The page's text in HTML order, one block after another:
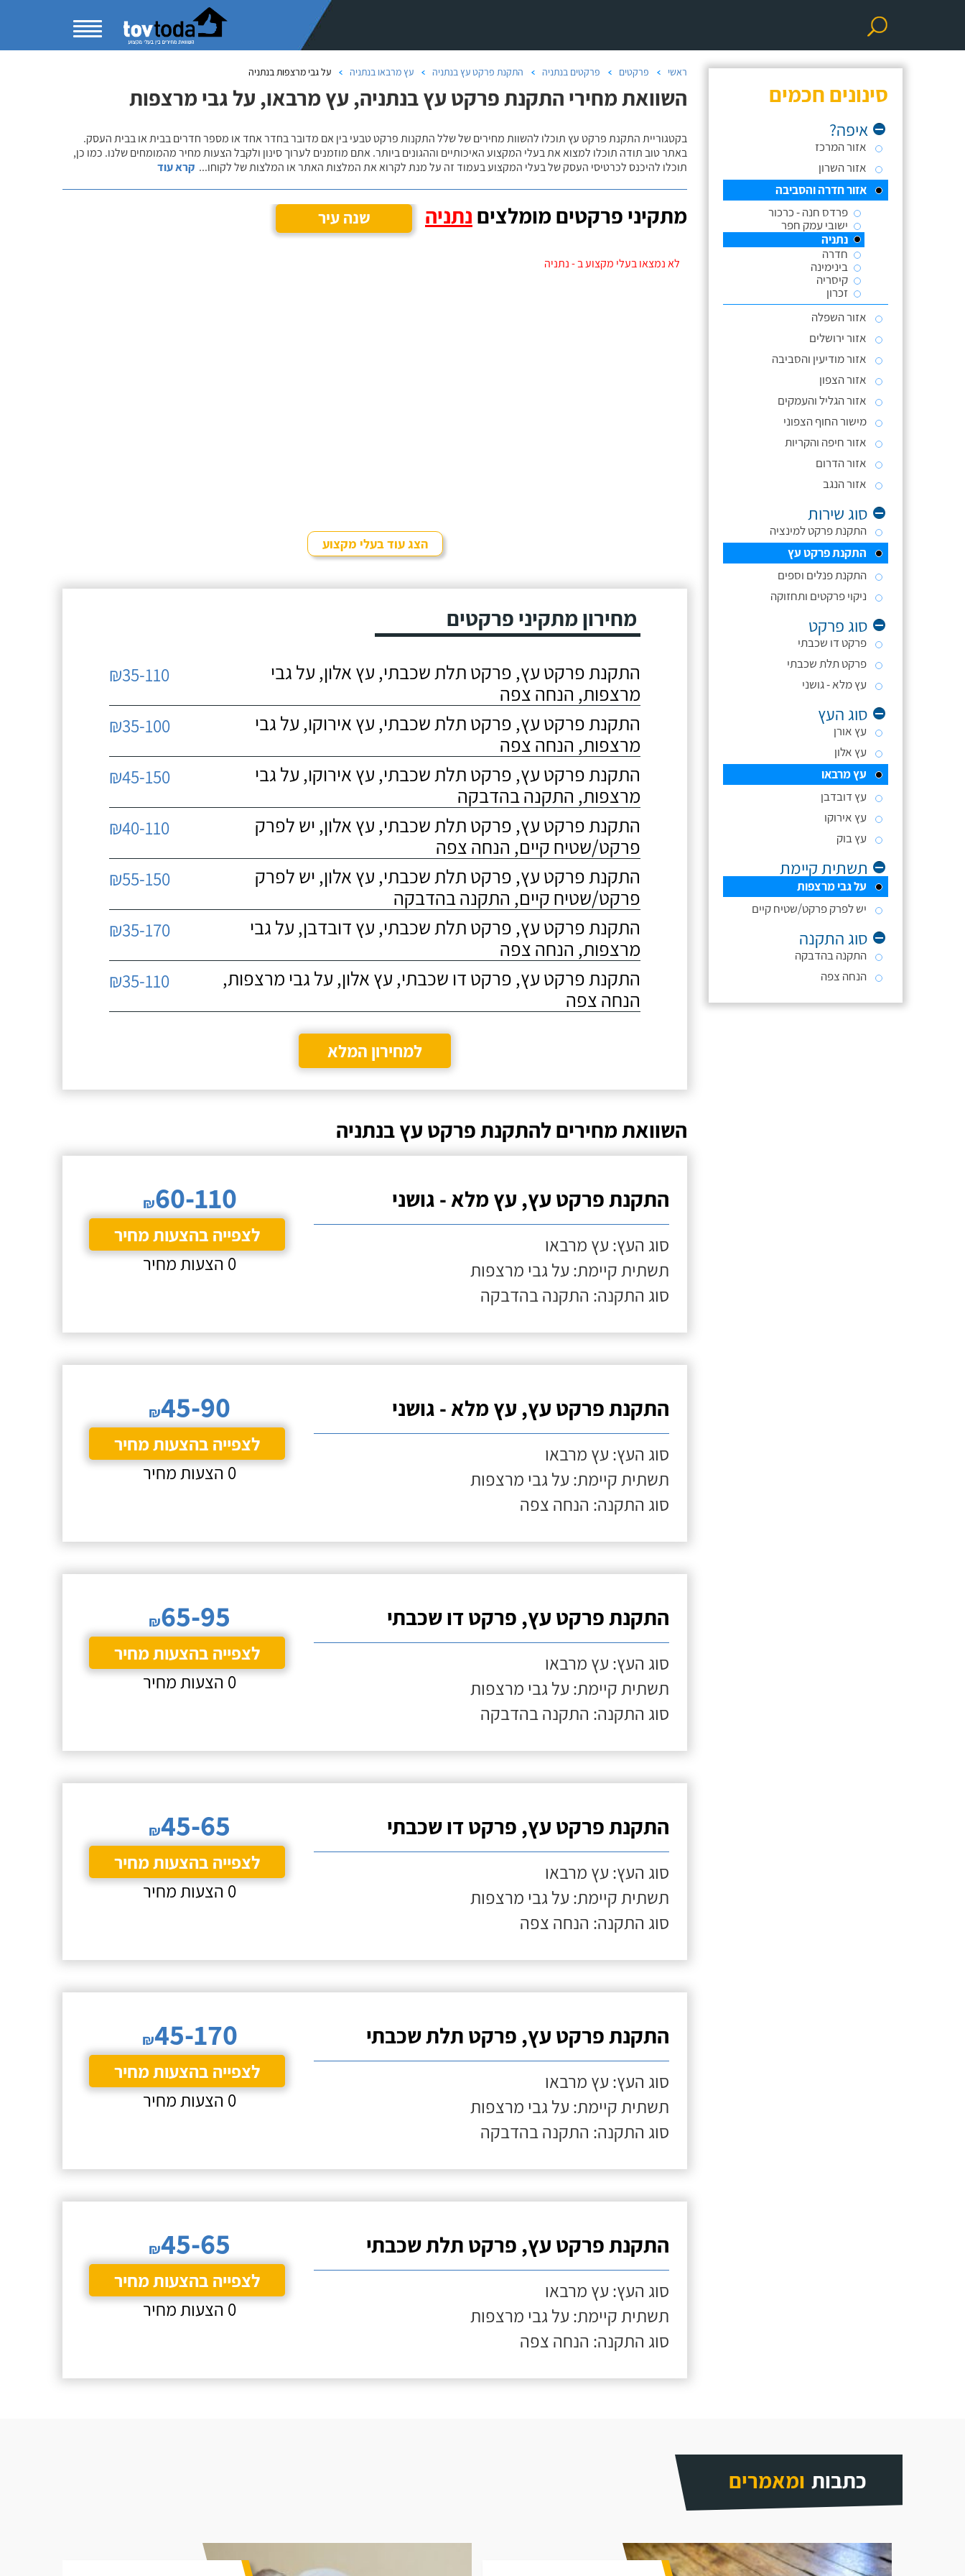
סינונים חכמים
איפה?
אזור המרכז
אזור השרון
אזור חדרה והסביבה
פרדס חנה - כרכור
ישובי עמק חפר
נתניה
חדרה
בינימינה
קיסריה
זכרון
אזור השפלה
אזור ירושלים
אזור מודיעין והסביבה
אזור הצפון
אזור הגליל והעמקים
מישור החוף הצפוני
אזור חיפה והקריות
אזור הדרום
אזור הנגב
סוג שירות
התקנת פרקט למינציה
התקנת פרקט עץ
התקנת פנלים וספים
ניקוי פרקטים ותחזוקה
סוג פרקט
פרקט דו שכבתי
פרקט תלת שכבתי
עץ מלא - גושני
סוג העץ
עץ אורן
עץ אלון
עץ מרבאו
עץ דובדבן
עץ אירוקו
עץ בוק
תשתית קיימת
על גבי מרצפות
יש לפרק פרקט/שטיח קיים
סוג התקנה
התקנה בהדבקה
הנחה צפה
ראשי פרקטים פרקטים בנתניה התקנת פרקט עץ בנתניה עץ מרבאו בנתניה על גבי מרצפות בנתניה
השוואת מחירי התקנת פרקט עץ בנתניה, עץ מרבאו, על גבי מרצפות
בקטגוריית התקנת פרקט עץ תוכלו להשוות מחירים של שלל התקנות פרקט טבעי בין אם מדובר בחדר אחד או מספר חדרים בבית או בבית העסק.
באתר טוב תודה תוכלו למצוא את בעלי המקצוע האיכותיים וההגונים ביותר. אתם מוזמנים לערוך סינון ולקבל הצעות מחיר מהמומחים שלנו. כמו כן,
תוכלו להיכנס לכרטיסי העסק של בעלי המקצוע בעמוד זה על מנת לקרוא את המלצות האתר או המלצות של לקוחו... קרא עוד
מתקיני פרקטים מומלצים נתניה שנה עיר
לא נמצאו בעלי מקצוע ב - נתניה
הצג עוד בעלי מקצוע
מחירון מתקיני פרקטים
התקנת פרקט עץ, פרקט תלת שכבתי, עץ אלון, על גבי
מרצפות, הנחה צפה
₪35-110
התקנת פרקט עץ, פרקט תלת שכבתי, עץ אירוקו, על גבי
מרצפות, הנחה צפה
₪35-100
התקנת פרקט עץ, פרקט תלת שכבתי, עץ אירוקו, על גבי
מרצפות, התקנה בהדבקה
₪45-150
התקנת פרקט עץ, פרקט תלת שכבתי, עץ אלון, יש לפרק
פרקט/שטיח קיים, הנחה צפה
₪40-110
התקנת פרקט עץ, פרקט תלת שכבתי, עץ אלון, יש לפרק
פרקט/שטיח קיים, התקנה בהדבקה
₪55-150
התקנת פרקט עץ, פרקט תלת שכבתי, עץ דובדבן, על גבי
מרצפות, הנחה צפה
₪35-170
התקנת פרקט עץ, פרקט דו שכבתי, עץ אלון, על גבי מרצפות,
הנחה צפה
₪35-110
למחירון המלא
השוואת מחירים להתקנת פרקט עץ בנתניה
התקנת פרקט עץ, עץ מלא - גושני
סוג העץ: עץ מרבאו
תשתית קיימת: על גבי מרצפות
סוג התקנה: התקנה בהדבקה
₪60-110
לצפייה בהצעות מחיר
0 הצעות מחיר
התקנת פרקט עץ, עץ מלא - גושני
סוג העץ: עץ מרבאו
תשתית קיימת: על גבי מרצפות
סוג התקנה: הנחה צפה
₪45-90
לצפייה בהצעות מחיר
0 הצעות מחיר
התקנת פרקט עץ, פרקט דו שכבתי
סוג העץ: עץ מרבאו
תשתית קיימת: על גבי מרצפות
סוג התקנה: התקנה בהדבקה
₪65-95
לצפייה בהצעות מחיר
0 הצעות מחיר
התקנת פרקט עץ, פרקט דו שכבתי
סוג העץ: עץ מרבאו
תשתית קיימת: על גבי מרצפות
סוג התקנה: הנחה צפה
₪45-65
לצפייה בהצעות מחיר
0 הצעות מחיר
התקנת פרקט עץ, פרקט תלת שכבתי
סוג העץ: עץ מרבאו
תשתית קיימת: על גבי מרצפות
סוג התקנה: התקנה בהדבקה
₪45-170
לצפייה בהצעות מחיר
0 הצעות מחיר
התקנת פרקט עץ, פרקט תלת שכבתי
סוג העץ: עץ מרבאו
תשתית קיימת: על גבי מרצפות
סוג התקנה: הנחה צפה
₪45-65
לצפייה בהצעות מחיר
0 הצעות מחיר
כתבות ומאמרים